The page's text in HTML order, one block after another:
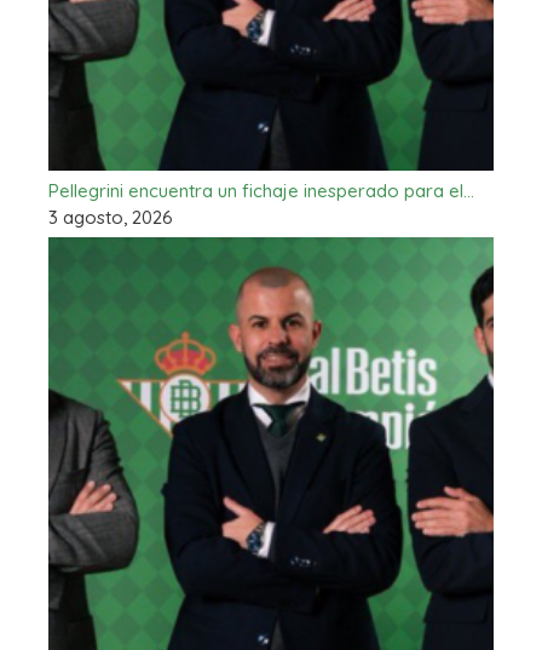
Pellegrini encuentra un fichaje inesperado para el…
3 agosto, 2026